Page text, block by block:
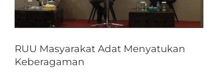
RUU Masyarakat Adat Menyatukan
Keberagaman